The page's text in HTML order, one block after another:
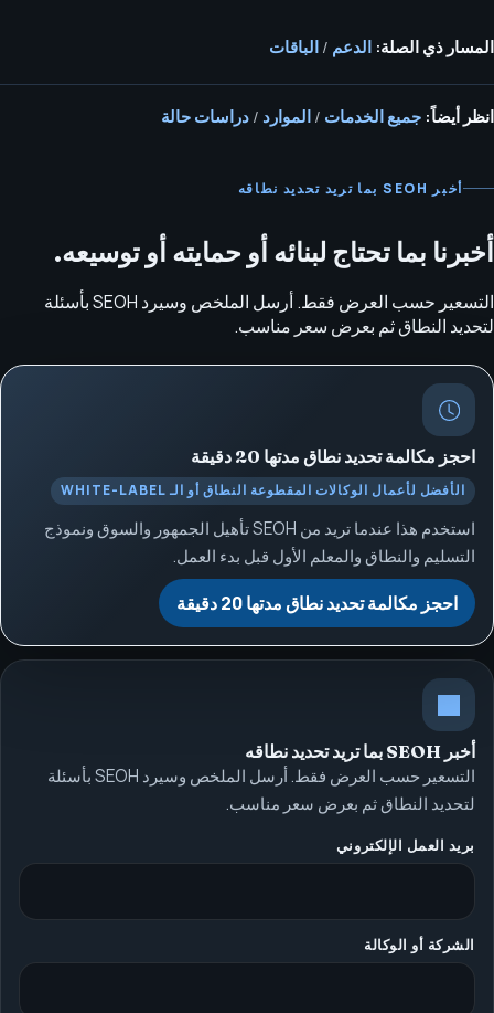
المسار ذي الصلة: الدعم / الباقات
انظر أيضاً: جميع الخدمات / الموارد / دراسات حالة
أخبر SEOH بما تريد تحديد نطاقه
أخبرنا بما تحتاج لبنائه أو حمايته أو توسيعه.
التسعير حسب العرض فقط. أرسل الملخص وسيرد SEOH بأسئلة
لتحديد النطاق ثم بعرض سعر مناسب.
احجز مكالمة تحديد نطاق مدتها 20 دقيقة
الأفضل لأعمال الوكالات المقطوعة النطاق أو الـ WHITE-LABEL
استخدم هذا عندما تريد من SEOH تأهيل الجمهور والسوق ونموذج
التسليم والنطاق والمعلم الأول قبل بدء العمل.
احجز مكالمة تحديد نطاق مدتها 20 دقيقة
أخبر SEOH بما تريد تحديد نطاقه
التسعير حسب العرض فقط. أرسل الملخص وسيرد SEOH بأسئلة
لتحديد النطاق ثم بعرض سعر مناسب.
بريد العمل الإلكتروني
الشركة أو الوكالة